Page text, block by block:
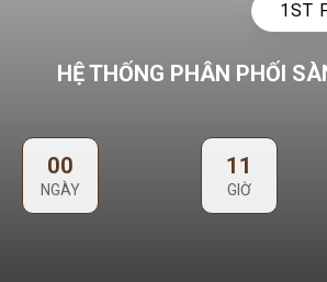
1ST
HỆ THỐNG PHÂN PHỐI
00
NGÀY
11
GIỜ